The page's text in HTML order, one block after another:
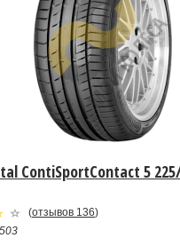
ContiSportContact 5
(отзывов 136)